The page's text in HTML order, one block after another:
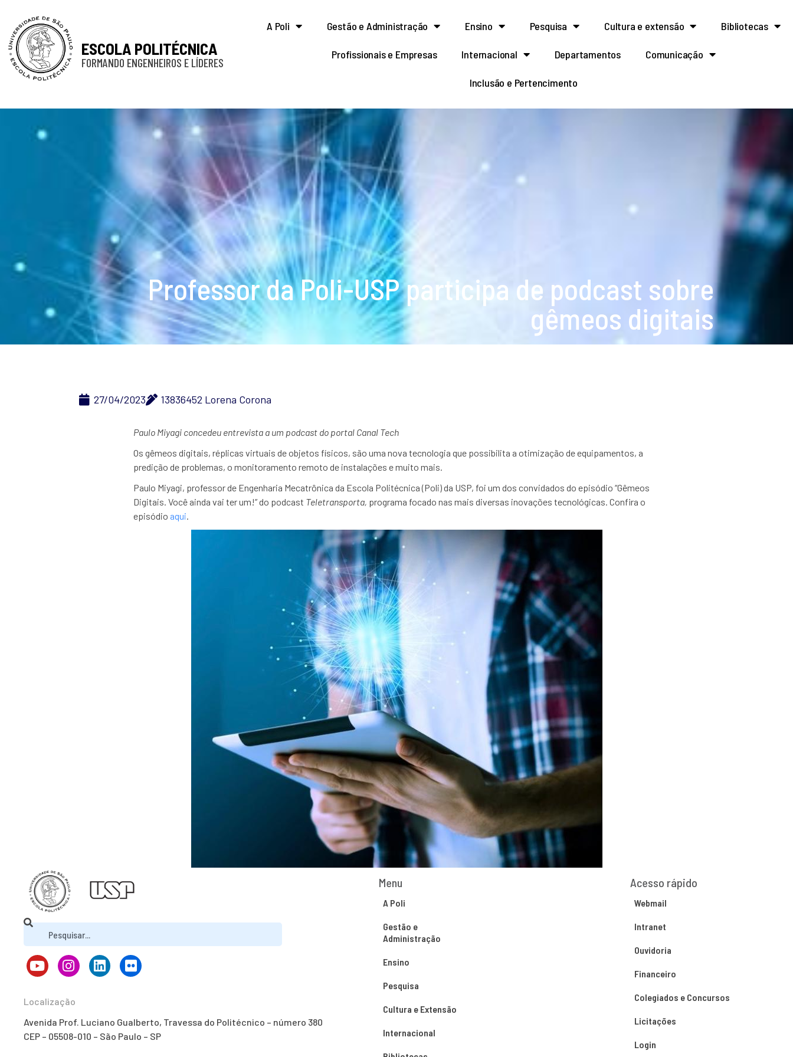
ESCOLA POLITÉCNICA
FORMANDO ENGENHEIROS E LÍDERES
A Poli Gestão e Administração Ensino Pesquisa Cultura e extensão Bibliotecas
Profissionais e Empresas Internacional Departamentos Comunicação
Inclusão e Pertencimento
Professor da Poli-USP participa de podcast sobre
gêmeos digitais
27/04/2023 13836452 Lorena Corona
Paulo Miyagi concedeu entrevista a um podcast do portal Canal Tech
Os gêmeos digitais, réplicas virtuais de objetos físicos, são uma nova tecnologia que possibilita a otimização de equipamentos, a
predição de problemas, o monitoramento remoto de instalações e muito mais.
Paulo Miyagi, professor de Engenharia Mecatrônica da Escola Politécnica (Poli) da USP, foi um dos convidados do episódio “Gêmeos
Digitais. Você ainda vai ter um!” do podcast Teletransporta, programa focado nas mais diversas inovações tecnológicas. Confira o
episódio aqui.
Localização
Avenida Prof. Luciano Gualberto, Travessa do Politécnico – número 380
CEP – 05508-010 – São Paulo – SP
Menu
A Poli
Gestão e
Administração
Ensino
Pesquisa
Cultura e Extensão
Internacional
Acesso rápido
Webmail
Intranet
Ouvidoria
Financeiro
Colegiados e Concursos
Licitações
Login